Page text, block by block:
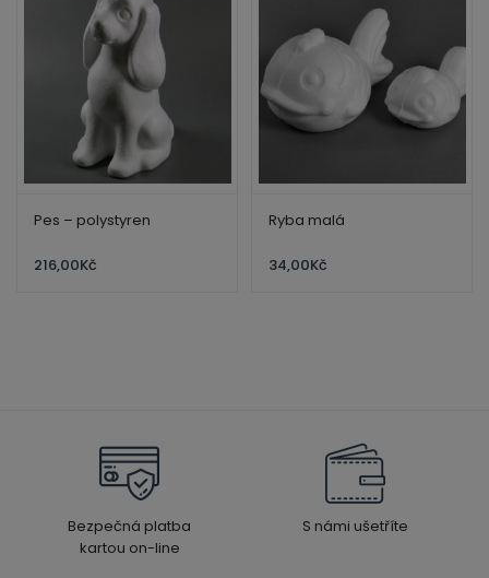
Pes – polystyren
216,00Kč
Ryba malá
34,00Kč
Bezpečná platba
kartou on-line
S námi ušetříte